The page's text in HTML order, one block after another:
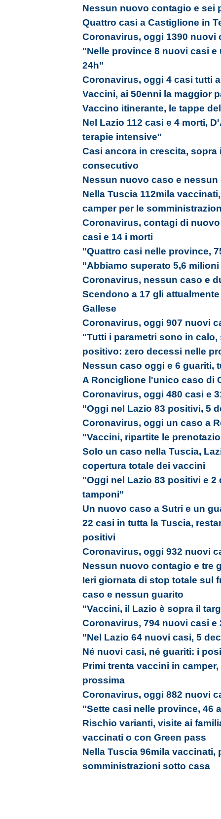
Nessun nuovo contagio e sei
Quattro casi a Castiglione in
Coronavirus, oggi 1390 nuovi
"Nelle province 8 nuovi casi
24h"
Coronavirus, oggi 4 casi tutti
Vaccini, ai 50enni la maggior
Vaccino itinerante, le tappe
Nel Lazio 112 casi e 4 morti,
terapie intensive"
Casi ancora in crescita,
consecutivo
Nessun nuovo caso e
Nella Tuscia 112mila
camper per le
Coronavirus, contagi di
casi e 14 i morti
"Quattro casi nelle province,
"Abbiamo superato 5,6
Coronavirus, nessun caso e
Scendono a 17 gli
Gallese
Coronavirus, oggi 907 nuovi
"Tutti i parametri sono in
positivo: zero decessi nelle
Nessun caso oggi e 6 guariti,
A Ronciglione l'unico caso di
Coronavirus, oggi 480 casi e
"Oggi nel Lazio 83 positivi, 5
Coronavirus, oggi un caso a
"Vaccini, ripartite le
Solo un caso nella Tuscia,
copertura totale dei vaccini
"Oggi nel Lazio 83 positivi e
tamponi"
Un nuovo caso a Sutri e un
22 casi in tutta la Tuscia,
positivi
Coronavirus, oggi 932 nuovi
Nessun nuovo contagio e tre
Ieri giornata di stop totale sul
caso e nessun guarito
"Vaccini, il Lazio è sopra il
Coronavirus, 794 nuovi casi e
"Nel Lazio 64 nuovi casi, 5
Né nuovi casi, né guariti: i
Primi trenta vaccini in
prossima
Coronavirus, oggi 882 nuovi
"Sette casi nelle province, 46
Rischio varianti, visite ai
vaccinati o con Green pass
Nella Tuscia 96mila vaccinati,
somministrazioni sotto casa